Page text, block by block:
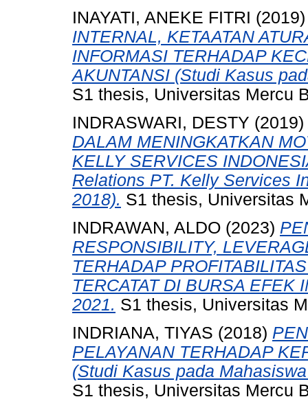
INAYATI, ANEKE FITRI
INTERNAL, KETAATAN
INFORMASI TERHADAP
AKUNTANSI (Studi Kasus
S1 thesis, Universitas Mercu
INDRASWARI, DESTY (2019)
DALAM MENINGKATKAN
KELLY SERVICES
Relations PT. Kelly Services
2018). S1 thesis, Universitas
INDRAWAN, ALDO (2023)
RESPONSIBILITY,
TERHADAP
TERCATAT DI BURSA EFEK
2021. S1 thesis, Universitas
INDRIANA, TIYAS (2018)
PELAYANAN TERHADAP
(Studi Kasus pada
S1 thesis, Universitas Mercu